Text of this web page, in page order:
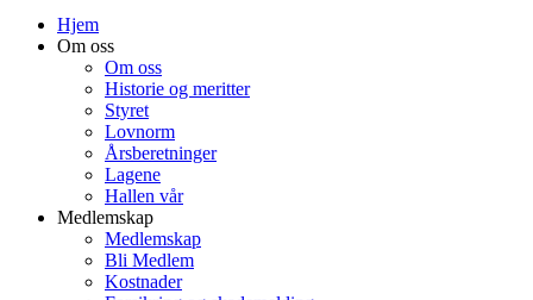
Hjem
Om oss
Om oss
Historie og meritter
Styret
Lovnorm
Årsberetninger
Lagene
Hallen vår
Medlemskap
Medlemskap
Bli Medlem
Kostnader